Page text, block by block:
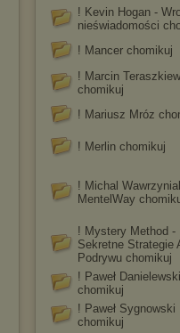
! Kevin Hogan -
nieświadomości
! Mancer chomikuj
! Marcin
chomikuj
! Mariusz Mróz
! Merlin chomikuj
! Michal
MentelWay
! Mystery Method -
Sekretne Strategie
Podrywu chomikuj
! Paweł Danielewski
chomikuj
! Paweł Sygnowski
chomikuj